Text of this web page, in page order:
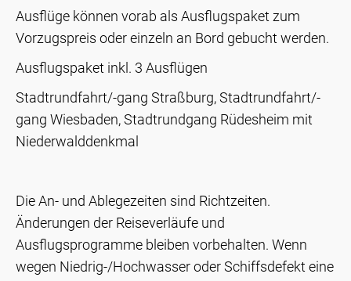
Ausflüge können vorab als Ausflugspaket zum
Vorzugspreis oder einzeln an Bord gebucht werden.
Ausflugspaket inkl. 3 Ausflügen
Stadtrundfahrt/-gang Straßburg, Stadtrundfahrt/-
gang Wiesbaden, Stadtrundgang Rüdesheim mit
Niederwalddenkmal
Die An- und Ablegezeiten sind Richtzeiten.
Änderungen der Reiseverläufe und
Ausflugsprogramme bleiben vorbehalten. Wenn
wegen Niedrig-/Hochwasser oder Schiffsdefekt eine